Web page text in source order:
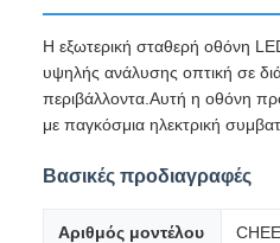
Η εξωτερική σταθερή οθόνη
υψηλής ανάλυσης οπτική σε
περιβάλλοντα.Αυτή η οθόνη
με παγκόσμια ηλεκτρική
Βασικές προδιαγραφές
Αριθμός μοντέλου